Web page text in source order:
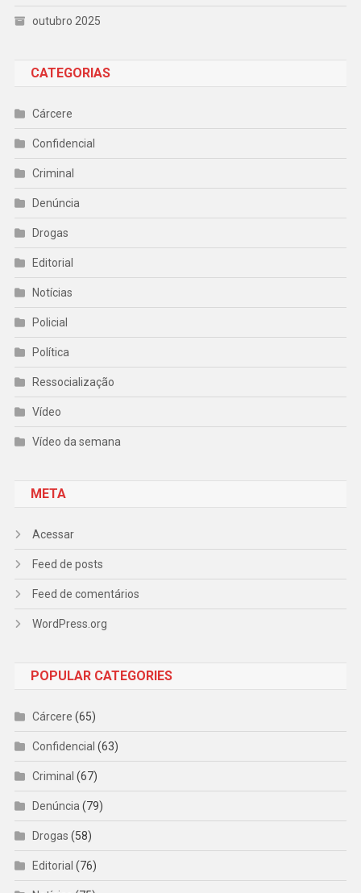
outubro 2025
CATEGORIAS
Cárcere
Confidencial
Criminal
Denúncia
Drogas
Editorial
Notícias
Policial
Política
Ressocialização
Vídeo
Vídeo da semana
META
Acessar
Feed de posts
Feed de comentários
WordPress.org
POPULAR CATEGORIES
Cárcere (65)
Confidencial (63)
Criminal (67)
Denúncia(79)
Drogas (58)
Editorial (76)